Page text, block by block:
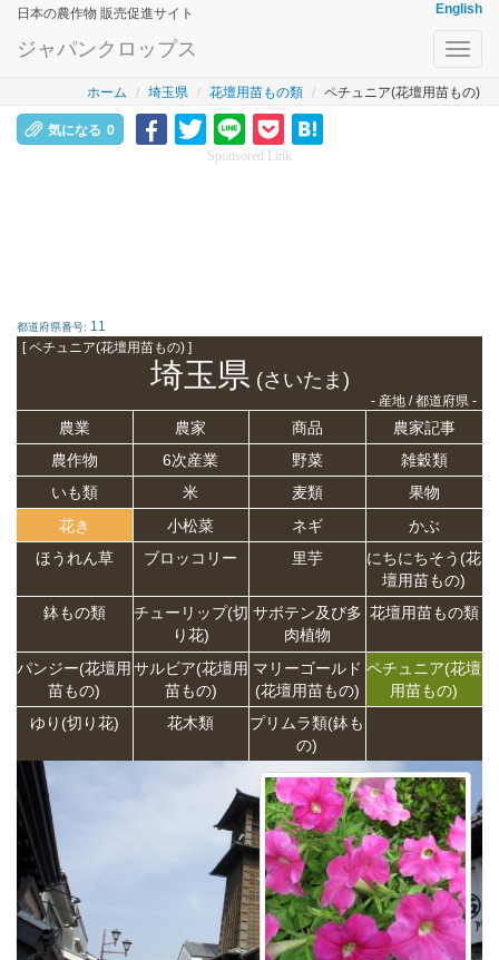
日本の農作物 販売促進サイト English
ジャパンクロップス
ホーム 埼玉県 花壇用苗もの類 ペチュニア(花壇用苗もの)
気になる 0
Sponsored Link
都道府県番号: 11
[ ペチュニア(花壇用苗もの) ]
埼玉県(さいたま)
- 産地 / 都道府県 -
農業 農家 商品
農家記事
農作物
6次産業 野菜
雑穀類
いも類
米 麦類
果物
花き
小松菜 ネギ
かぶ
ほうれん草
ブロッコリー 里芋
にちにちそう(花
壇用苗もの)
鉢もの類
チューリップ(切
り花)
サボテン及び多
肉植物
花壇用苗もの類
パンジー(花壇用
苗もの)
サルビア(花壇用
苗もの)
マリーゴールド
(花壇用苗もの)
ペチュニア(花壇
用苗もの)
ゆり(切り花)
花木類
プリムラ類(鉢も
の)